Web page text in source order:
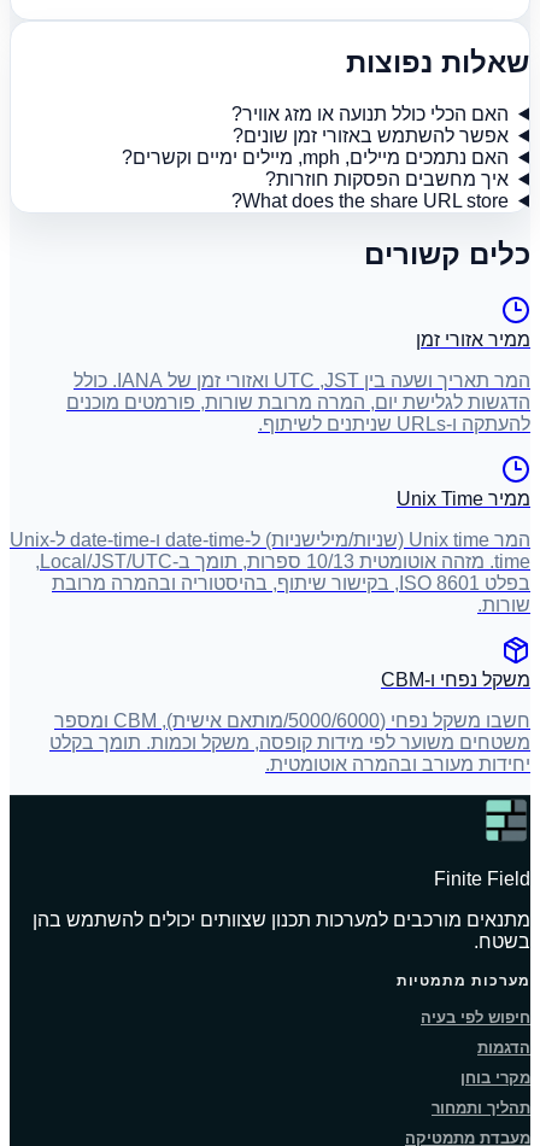
שאלות נפוצות
האם הכלי כולל תנועה או מזג אוויר?
אפשר להשתמש באזורי זמן שונים?
האם נתמכים מיילים, mph, מיילים ימיים וקשרים?
איך מחשבים הפסקות חוזרות?
What does the share URL store?
כלים קשורים
ממיר אזורי זמן
המר תאריך ושעה בין JST, ‏UTC ואזורי זמן של IANA. כולל
הדגשות לגלישת יום, המרה מרובת שורות, פורמטים מוכנים
להעתקה ו-URLs שניתנים לשיתוף.
ממיר Unix Time
המר Unix time ‏(שניות/מילישניות) ל-date-time ו-date-time ל-Unix
time. מזהה אוטומטית 10/13 ספרות, תומך ב-Local/JST/UTC,
בפלט ISO 8601, בקישור שיתוף, בהיסטוריה ובהמרה מרובת
שורות.
משקל נפחי ו-CBM
חשבו משקל נפחי (5000/6000/מותאם אישית), CBM ומספר
משטחים משוער לפי מידות קופסה, משקל וכמות. תומך בקלט
יחידות מעורב ובהמרה אוטומטית.
Finite Field
מתנאים מורכבים למערכות תכנון שצוותים יכולים להשתמש בהן
בשטח.
מערכות מתמטיות
חיפוש לפי בעיה
הדגמות
מקרי בוחן
תהליך ותמחור
מעבדת מתמטיקה